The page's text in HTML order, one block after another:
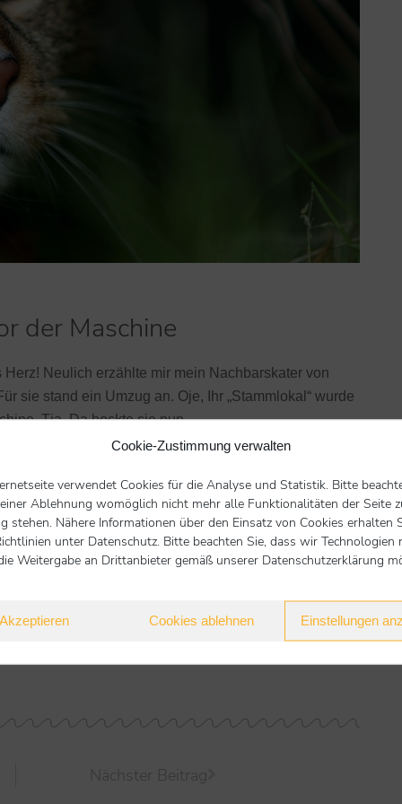
Cookie-Zustimmung verwalten
verwendet Cookies für die Analyse und Statistik. Bitte
Ablehnung womöglich nicht mehr alle Funktionalitäten der Seite
stehen. Nähere Informationen über den Einsatz von Cookies erhalten
unter Datenschutz. Bitte beachten Sie, dass wir Technologien
Weitergabe an Drittanbieter gemäß unserer Datenschutzerklärung
Akzeptieren Cookies ablehnen Einstellungen
der Maschine
Neulich erzählte mir mein Nachbarskater von
sie stand ein Umzug an. Oje, Ihr „Stammlokal“ wurde
Tja. Da hockte sie nun.
essen! Hungerstreik kann für Katzen
Lachsöl … Bröckchen werden fein säuberlich in
die Häppchen anrührt.
Warten vor der Maschine. Die Wäsche wird natürlich
war Frauchens Mittagsessen. Weg!
Nächster Beitrag